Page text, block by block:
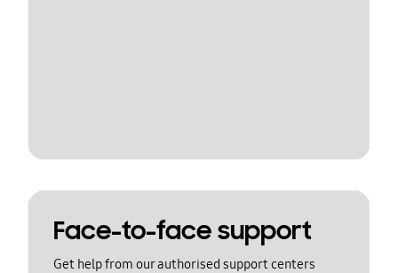
Face-to-face support
Get help from our authorised support centers